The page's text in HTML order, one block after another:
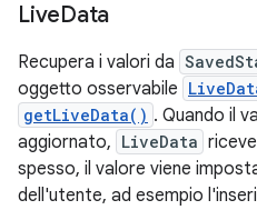
LiveData
Recupera i valori da
oggetto osservabile
getLiveData() . Quando il
aggiornato, LiveData
spesso, il valore viene
dell'utente, ad esempio